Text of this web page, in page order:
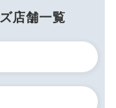
店舗一覧